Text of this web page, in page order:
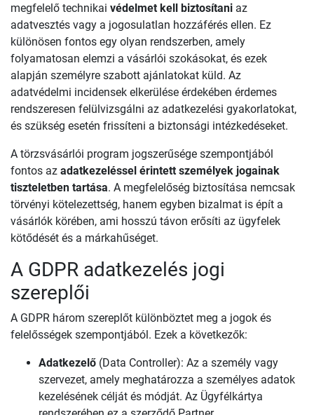
megfelelő technikai védelmet kell biztosítani az
adatvesztés vagy a jogosulatlan hozzáférés ellen. Ez
különösen fontos egy olyan rendszerben, amely
folyamatosan elemzi a vásárlói szokásokat, és ezek
alapján személyre szabott ajánlatokat küld. Az
adatvédelmi incidensek elkerülése érdekében érdemes
rendszeresen felülvizsgálni az adatkezelési gyakorlatokat,
és szükség esetén frissíteni a biztonsági intézkedéseket.
A törzsvásárlói program jogszerűsége szempontjából
fontos az adatkezeléssel érintett személyek jogainak
tiszteletben tartása. A megfelelőség biztosítása nemcsak
törvényi kötelezettség, hanem egyben bizalmat is épít a
vásárlók körében, ami hosszú távon erősíti az ügyfelek
kötődését és a márkahűséget.
A GDPR adatkezelés jogi
szereplői
A GDPR három szereplőt különböztet meg a jogok és
felelősségek szempontjából. Ezek a következők:
Adatkezelő (Data Controller): Az a személy vagy
szervezet, amely meghatározza a személyes adatok
kezelésének célját és módját. Az Ügyfélkártya